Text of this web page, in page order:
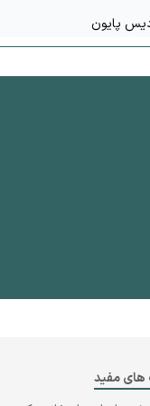
پایون
های مفید